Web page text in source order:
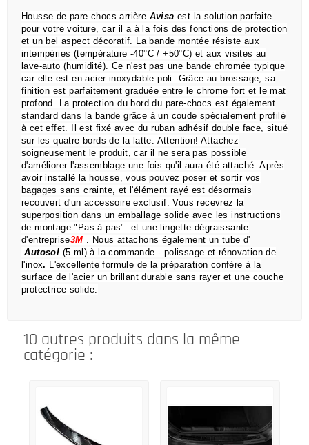
Housse de pare-chocs arrière Avisa est la solution parfaite
pour votre voiture, car il a à la fois des fonctions de protection
et un bel aspect décoratif. La bande montée résiste aux
intempéries (température -40°C / +50°C) et aux visites au
lave-auto (humidité). Ce n'est pas une bande chromée typique
car elle est en acier inoxydable poli. Grâce au brossage, sa
finition est parfaitement graduée entre le chrome fort et le mat
profond. La protection du bord du pare-chocs est également
standard dans la bande grâce à un coude spécialement profilé
à cet effet.
Il est fixé avec du ruban adhésif double face, situé
sur les quatre bords de la latte. Attention!Attachez
soigneusement le produit, car il ne sera pas possible
d'améliorer l'assemblage une fois qu'il aura été attaché.Après
avoir installé la housse, vous pouvez poser et sortir vos
bagages sans crainte, et l'élément rayé est désormais
recouvert d'un accessoire exclusif.Vous recevrez la
superposition dans un emballage solide avec les instructions
de montage "Pas à pas". et une lingette dégraissante
d'entreprise3M . Nous attachons également un tube d'
Autosol (5 ml) à la commande - polissage et rénovation de
l'inox. L'excellente formule de la préparation confère à la
surface de l'acier un brillant durable sans rayer et une couche
protectrice solide.
10 autres produits dans la même
catégorie :